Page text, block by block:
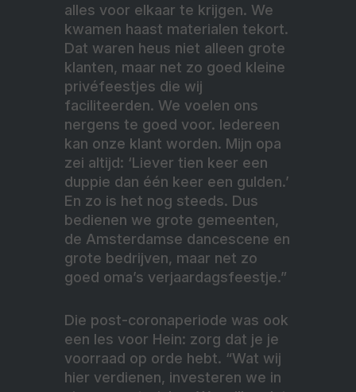
alles voor elkaar te krijgen. We
kwamen haast materialen tekort.
Dat waren heus niet alleen grote
klanten, maar net zo goed kleine
privéfeestjes die wij
faciliteerden. We voelen ons
nergens te goed voor. Iedereen
kan onze klant worden. Mijn opa
zei altijd: ‘Liever tien keer een
duppie dan één keer een gulden.’
En zo is het nog steeds. Dus
bedienen we grote gemeenten,
de Amsterdamse dancescene en
grote bedrijven, maar net zo
goed oma’s verjaardagsfeestje.”
Die post-coronaperiode was ook
een les voor Hein: zorg dat je je
voorraad op orde hebt. “Wat wij
hier verdienen, investeren we in